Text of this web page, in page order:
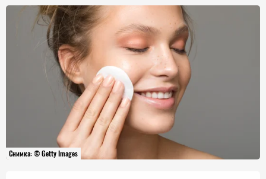
Снимка: © Getty Images